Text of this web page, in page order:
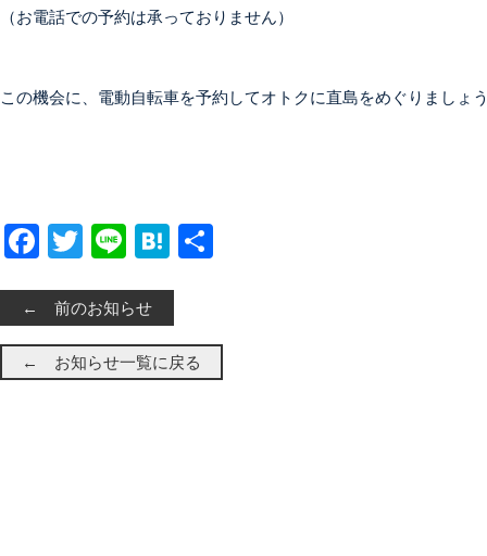
（お電話での予約は承っておりません）
この機会に、電動自転車を予約してオトクに直島をめぐりましょ
Facebook
Twitter Line Hatena
← 前のお知らせ
← お知らせ一覧に戻る